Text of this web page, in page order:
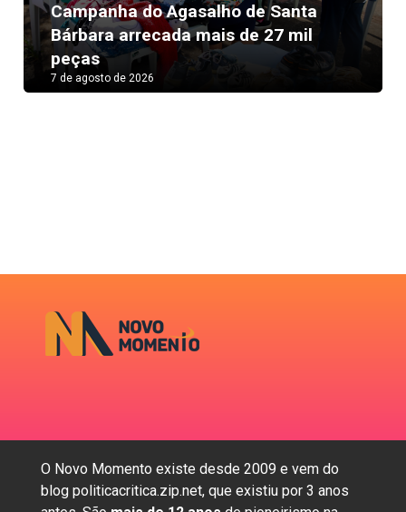
Campanha do Agasalho de Santa
Bárbara arrecada mais de 27 mil
peças
7 de agosto de 2026
Next
O Novo Momento existe desde 2009 e vem do
blog politicacritica.zip.net, que existiu por 3 anos